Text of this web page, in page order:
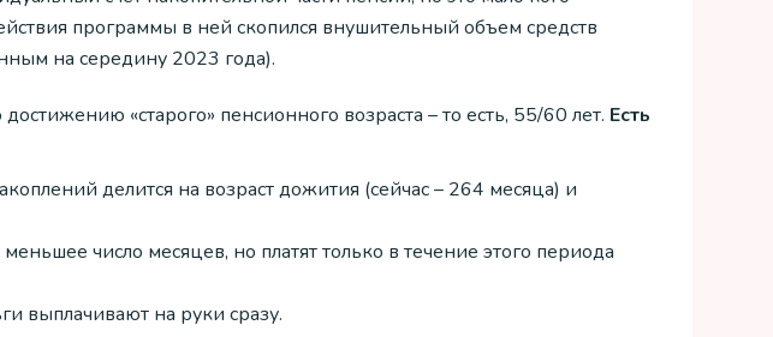
программы в ней скопился внушительный объем средств
на середину 2023 года).
«старого» пенсионного возраста – то есть, 55/60 лет. Есть
делится на возраст дожития (сейчас – 264 месяца) и
число месяцев, но платят только в течение этого периода
выплачивают на руки сразу.